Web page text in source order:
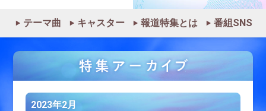
テーマ曲 キャスター 報道特集とは 番組SNS
2023年2月